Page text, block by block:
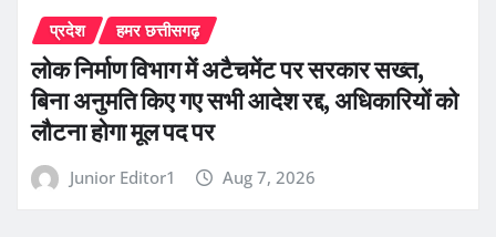
प्रदेश हमर छत्तीसगढ़
लोक निर्माण विभाग में अटैचमेंट पर सरकार सख्त,
बिना अनुमति किए गए सभी आदेश रद्द, अधिकारियों को
लौटना होगा मूल पद पर
Junior Editor1 Aug 7, 2026